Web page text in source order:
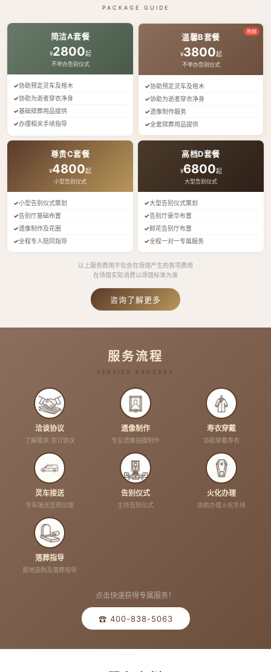
PACKAGE GUIDE
简洁A套餐
¥2800起
不举办告别仪式
协助预定灵车及棺木
协助为逝者穿衣净身
基础殡葬用品提供
办理相关手续指导
热销
温馨B套餐
¥3800起
不举办告别仪式
协助预定灵车及棺木
协助为逝者穿衣净身
遗像制作服务
全套殡葬用品提供
尊贵C套餐
¥4800起
小型告别仪式
小型告别仪式策划
告别厅基础布置
遗像制作及花圈
全程专人陪同指导
高档D套餐
¥6800起
大型告别仪式
大型告别仪式策划
告别厅豪华布置
鲜花告别厅布置
全程一对一专属服务
以上服务费用不包含在场馆产生的各项费用
在场馆实际消费以场馆标准为准
咨询了解更多
服务流程
SERVICE PROCESS
洽谈协议
了解需求 签订协议
遗像制作
专业遗像拍摄制作
寿衣穿戴
协助穿戴寿衣
灵车接送
专车接送至殡仪馆
告别仪式
主持告别仪式
火化办理
协助办理火化手续
落葬指导
墓地选购及落葬指导
点击快速获得专属服务！
☎ 400-838-5063